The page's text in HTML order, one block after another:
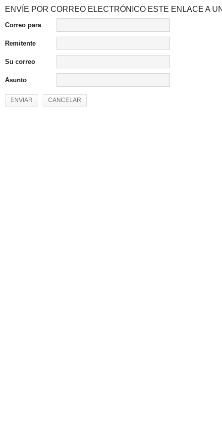
ENVÍE POR CORREO ELECTRÓNICO ESTE ENLACE A
Correo para
Remitente
Su correo
Asunto
ENVIAR CANCELAR